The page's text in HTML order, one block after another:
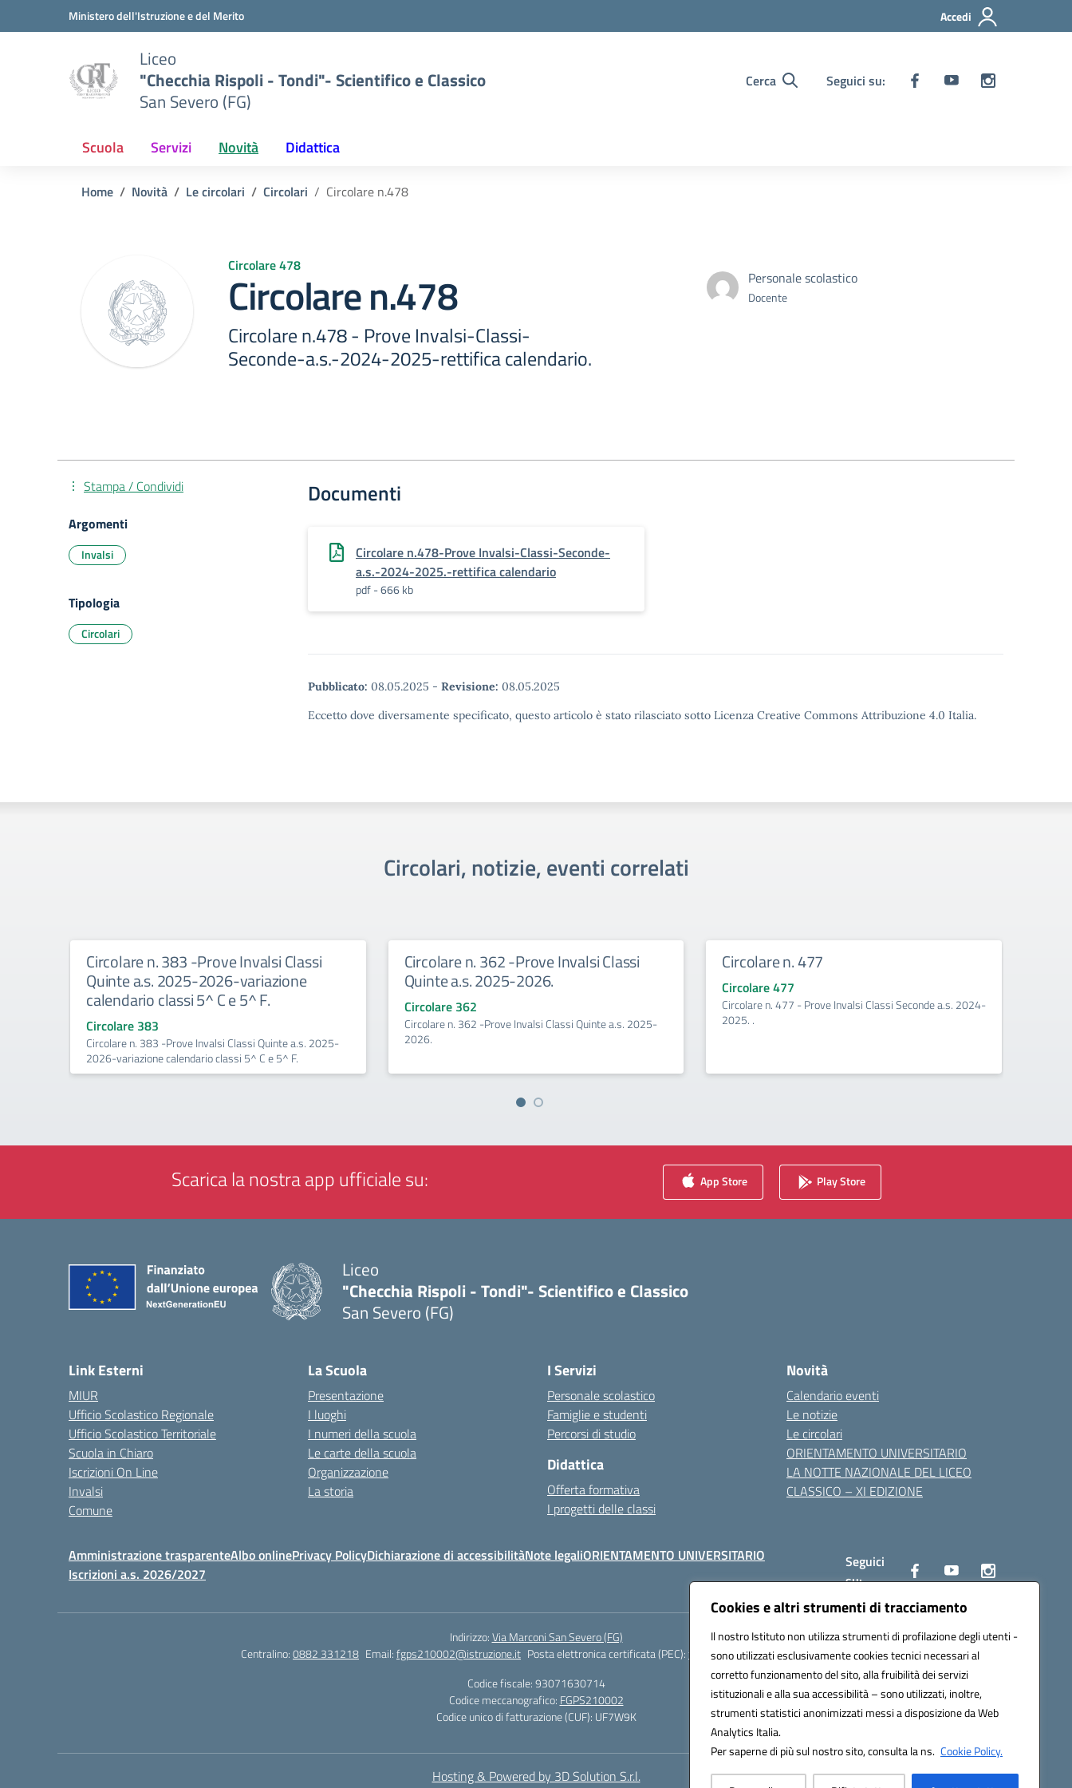
Cookies e altri strumenti di tracciamento
Il nostro Istituto non utilizza strumenti di profilazione degli utenti -
sono utilizzati esclusivamente cookies tecnici necessari al
corretto funzionamento del sito, alla fruibilità dei servizi
istituzionali e alla sua accessibilità – sono utilizzati, inoltre,
strumenti statistici anonimizzati messi a disposizione da Web
Analytics Italia.
Per saperne di più sul nostro sito, consulta la ns. Cookie Policy.
Vai ai contenuti
Vai al menu di navigazioneMinistero dell'Istruzione e del Merito Accedi
Liceo
"Checchia Rispoli - Tondi"- Scientifico e Classico
San Severo (FG)
Cerca Seguici su:
Scuola Servizi Novità Didattica
Home Novità Le circolari Circolari Circolare n.478
Circolare 478
Circolare n.478
Circolare n.478 - Prove Invalsi-Classi-
Seconde-a.s.-2024-2025-rettifica calendario.
Personale scolastico
Docente
Documenti
Circolare n.478-Prove Invalsi-Classi-Seconde-
a.s.-2024-2025.-rettifica calendario
pdf - 666 kb
Pubblicato: 08.05.2025 - Revisione: 08.05.2025
Eccetto dove diversamente specificato, questo articolo è stato rilasciato sotto Licenza Creative Commons Attribuzione 4.0 Italia.
Stampa / Condividi
Argomenti
Invalsi
Tipologia
Circolari
Circolari, notizie, eventi correlati
Circolare n. 383 -Prove Invalsi Classi
Quinte a.s. 2025-2026-variazione
calendario classi 5^ C e 5^ F.
Circolare 383
Circolare n. 383 -Prove Invalsi Classi Quinte a.s. 2025-
2026-variazione calendario classi 5^ C e 5^ F.
Circolare n. 362 -Prove Invalsi Classi
Quinte a.s. 2025-2026.
Circolare 362
Circolare n. 362 -Prove Invalsi Classi Quinte a.s. 2025-
2026.
Circolare n. 477
Circolare 477
Circolare n. 477 - Prove Invalsi Classi Seconde a.s. 2024-
2025. .
Scarica la nostra app ufficiale su: App Store Play Store
Liceo
"Checchia Rispoli - Tondi"- Scientifico e Classico
San Severo (FG)
Link Esterni
MIUR
Ufficio Scolastico Regionale
Ufficio Scolastico Territoriale
Scuola in Chiaro
Iscrizioni On Line
Invalsi
Comune
La Scuola
Presentazione
I luoghi
I numeri della scuola
Le carte della scuola
Organizzazione
La storia
I Servizi
Personale scolastico
Famiglie e studenti
Percorsi di studio
Didattica
Offerta formativa
I progetti delle classi
Novità
Calendario eventi
Le notizie
Le circolari
ORIENTAMENTO UNIVERSITARIO
LA NOTTE NAZIONALE DEL LICEO
CLASSICO – XI EDIZIONE
Amministrazione trasparenteAlbo onlinePrivacy PolicyDichiarazione di accessibilitàNote legaliORIENTAMENTO UNIVERSITARIO
Iscrizioni a.s. 2026/2027
Seguici
su:
Indirizzo:Via Marconi San Severo (FG)
Centralino:0882 331218 Email:fgps210002@istruzione.it Posta elettronica certificata (PEC):fgps210002@pec.istruzione.it
Codice fiscale: 93071630714
Codice meccanografico: FGPS210002
Codice unico di fatturazione (CUF): UF7W9K
Hosting & Powered by 3D Solution S.r.l.